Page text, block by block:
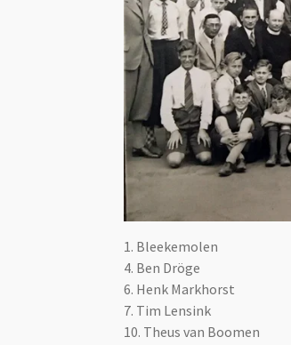
1. Bleekemolen
4. Ben Dröge
6. Henk Markhorst
7. Tim Lensink
10. Theus van Boomen